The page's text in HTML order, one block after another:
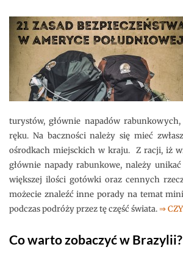
turystów, głównie napadów
ręku. Na baczności należy się mieć
ośrodkach miejsckich w kraju. Z racji, iż
głównie napady rabunkowe, należy
większej ilości gotówki oraz cennych
możecie znaleźć inne porady na temat
podczas podróży przez tę część świata.⇒
Co warto zobaczyć w Brazylii?